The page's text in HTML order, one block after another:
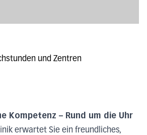
und Zentren
Kompetenz – Rund um die Uhr
erwartet Sie ein freundliches,